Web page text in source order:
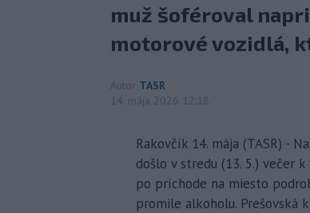
muž šoféroval
motorové vozidlá,
Autor TASR
14. mája 2026 12:18
Rakovčík 14. mája (TASR) -
došlo v stredu (13. 5.) večer
po príchode na miesto
promile alkoholu. Prešovská